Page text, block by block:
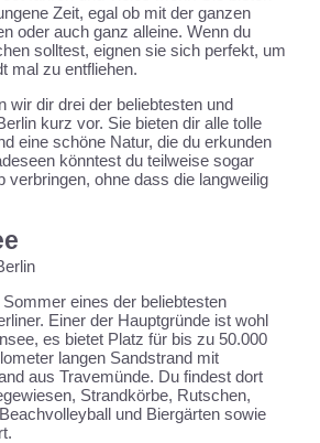
Zeit, egal ob mit der ganzen
oder auch ganz alleine. Wenn du
solltest, eignen sie sich perfekt, um
mal zu entfliehen.
wir dir drei der beliebtesten und
kurz vor. Sie bieten dir alle tolle
eine schöne Natur, die du erkunden
könntest du teilweise sogar
verbringen, ohne dass die langweilig
eines der beliebtesten
Einer der Hauptgründe ist wohl
es bietet Platz für bis zu 50.000
langen Sandstrand mit
aus Travemünde. Du findest dort
Strandkörbe, Rutschen,
und Biergärten sowie